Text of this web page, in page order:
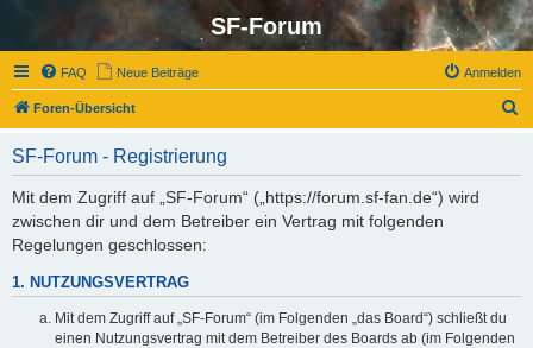
SF-Forum
FAQ Neue Beiträge Anmelden
Foren-Übersicht
SF-Forum - Registrierung
Mit dem Zugriff auf „SF-Forum“ („https://forum.sf-fan.de“) wird
zwischen dir und dem Betreiber ein Vertrag mit folgenden
Regelungen geschlossen:
1. NUTZUNGSVERTRAG
Mit dem Zugriff auf „SF-Forum“ (im Folgenden „das Board“) schließt du
einen Nutzungsvertrag mit dem Betreiber des Boards ab (im Folgenden